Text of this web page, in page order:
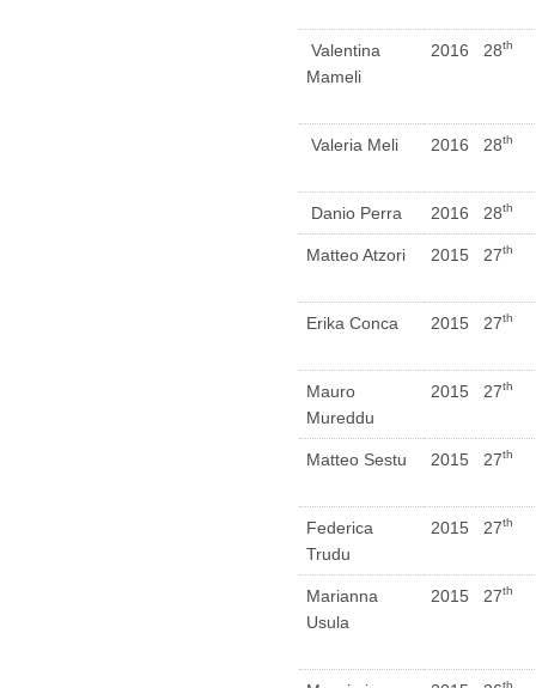
Valentina
Mameli
2016 28th
Valeria Meli 2016 28th
Danio Perra 2016 28th
Matteo Atzori 2015 27th
Erika Conca 2015 27th
Mauro
Mureddu
2015 27th
Matteo Sestu 2015 27th
Federica
Trudu
2015 27th
Marianna
Usula
2015 27th